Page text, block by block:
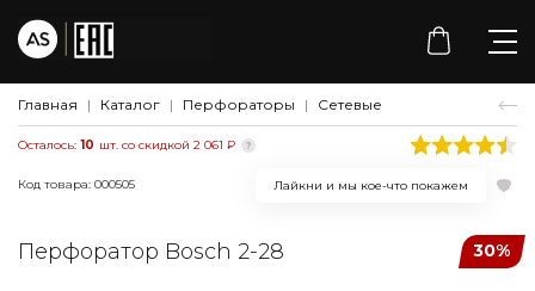
Главная Каталог Перфораторы Сетевые
Осталось: 10 шт. со скидкой 2 061 ₽
Код товара: 000505 Лайкни и мы кое-что покажем
Перфоратор Bosch 2-28 30%